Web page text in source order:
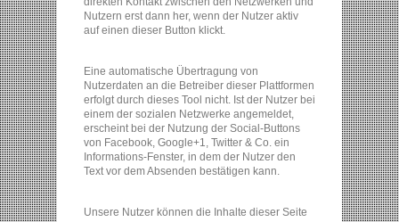
Nutzern erst dann her, wenn der Nutzer aktiv
auf einen dieser Button klickt.
Eine automatische Übertragung von
Nutzerdaten an die Betreiber dieser Plattformen
erfolgt durch dieses Tool nicht. Ist der Nutzer bei
einem der sozialen Netzwerke angemeldet,
erscheint bei der Nutzung der Social-Buttons
von Facebook, Google+1, Twitter & Co. ein
Informations-Fenster, in dem der Nutzer den
Text vor dem Absenden bestätigen kann.
Unsere Nutzer können die Inhalte dieser Seite